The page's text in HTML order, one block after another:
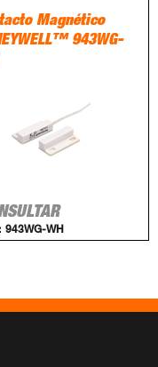
Magnético
943WG-
943WG-WH